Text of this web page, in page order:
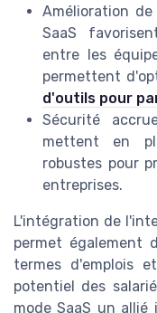
Amélioration
SaaS
entre les
permettent
d'outils pour
Sécurité
mettent en
robustes pour
entreprises.
L'intégration de
permet également
termes d'emplois
potentiel des
mode SaaS un allié